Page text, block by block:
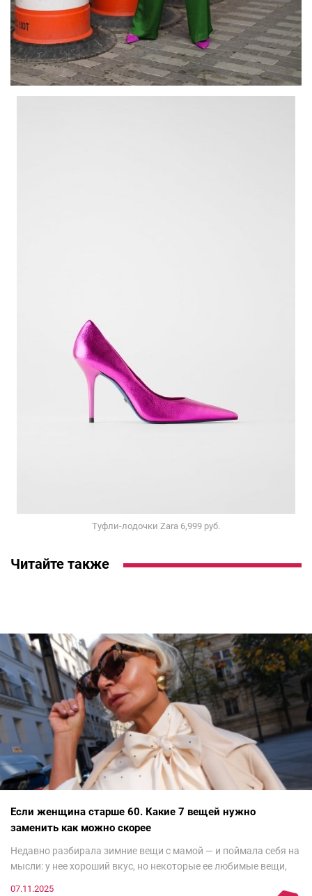
Туфли-лодочки Zara 6,999 руб.
Читайте также
Если женщина старше 60. Какие 7 вещей нужно
заменить как можно скорее
Недавно разбирала зимние вещи с мамой — и поймала себя на
мысли: у нее хороший вкус, но некоторые ее любимые вещи,
07.11.2025